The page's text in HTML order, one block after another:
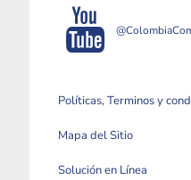
Políticas, Terminos y
Mapa del Sitio
Solución en Línea